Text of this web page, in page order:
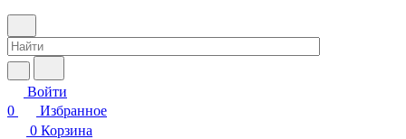
Войти
0
Избранное
0 Корзина